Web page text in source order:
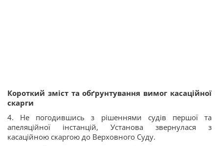
Короткий зміст та обґрунтування вимог касаційної
скарги
4. Не погодившись з рішеннями судів першої та
апеляційної інстанцій, Установа звернулася з
касаційною скаргою до Верховного Суду.